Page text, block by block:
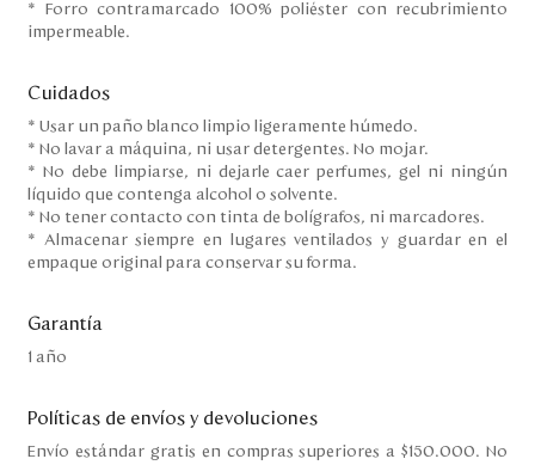
* Forro contramarcado 100% poliéster con recubrimiento
impermeable.
Cuidados
* Usar un paño blanco limpio ligeramente húmedo.
* No lavar a máquina, ni usar detergentes. No mojar.
* No debe limpiarse, ni dejarle caer perfumes, gel ni ningún
líquido que contenga alcohol o solvente.
* No tener contacto con tinta de bolígrafos, ni marcadores.
* Almacenar siempre en lugares ventilados y guardar en el
empaque original para conservar su forma.
Garantía
1 año
Políticas de envíos y devoluciones
Envío estándar gratis en compras superiores a $150.000. No